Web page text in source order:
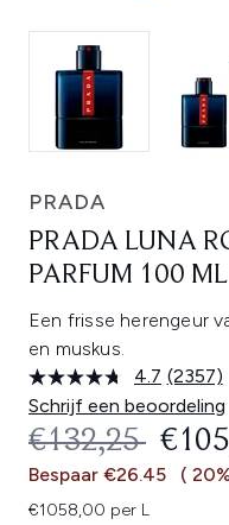
PRADA
PRADA LUNA
PARFUM 100 ML
Een frisse herengeur
en muskus.
4.7 Lees
2357
(2357)
Schrijf een beoordeling
€132,25
Bespaar €26.45 (
€1058,00 per L